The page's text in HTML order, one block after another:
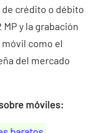
crédito o débito
MP y la grabación
como el
del mercado
móviles: